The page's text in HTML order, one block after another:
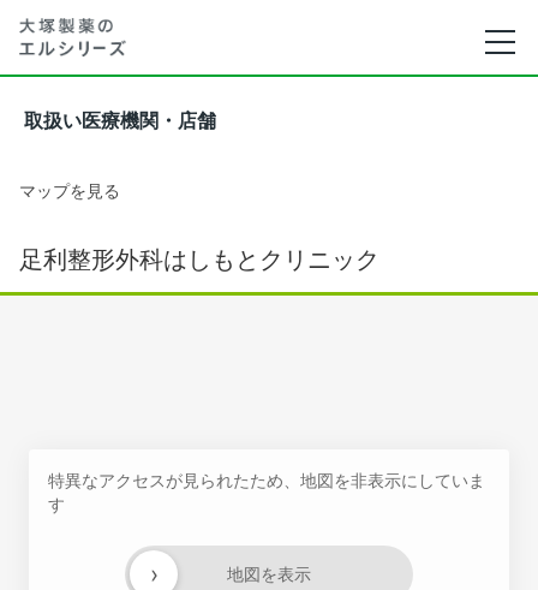
取扱い医療機関・店舗
マップを見る
足利整形外科はしもとクリニック
特異なアクセスが見られたため、地図を非表示にしていま
す
地図を表示
›